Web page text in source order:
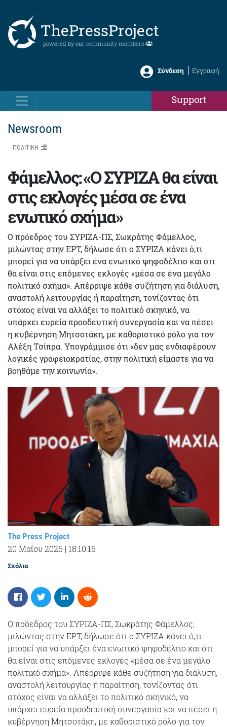
ThePressProject
powered by our community members
Σύνδεση Εγγραφή
Support
Newsroom
ΠΟΛΙΤΙΚΗ
Φάμελλος: «Ο ΣΥΡΙΖΑ θα είναι
στις εκλογές μέσα σε ένα
ενωτικό σχήμα»
Ο πρόεδρος του ΣΥΡΙΖΑ-ΠΣ, Σωκράτης Φάμελλος,
μιλώντας στην ΕΡΤ, δήλωσε ότι ο ΣΥΡΙΖΑ κάνει ό,τι
μπορεί για να υπάρξει ένα ενωτικό ψηφοδέλτιο και ότι
θα είναι στις επόμενες εκλογές «μέσα σε ένα μεγάλο
πολιτικό σχήμα». Απέρριψε κάθε συζήτηση για διάλυση,
αναστολή λειτουργίας ή παραίτηση, τονίζοντας ότι
στόχος είναι να αλλάξει το πολιτικό σκηνικό, να
υπάρχει ευρεία προοδευτική συνεργασία και να πέσει
η κυβέρνηση Μητσοτάκη, με καθοριστικό ρόλο για τον
Αλέξη Τσίπρα. Υπογράμμισε ότι «δεν μας ενδιαφέρουν
λογικές γραφειοκρατίας, στην πολιτική είμαστε για να
βοηθάμε την κοινωνία».
The Press Project
20 Μαΐου 2026 | 18:10:16
Σχόλια
Ο πρόεδρος του ΣΥΡΙΖΑ-ΠΣ, Σωκράτης Φάμελλος,
μιλώντας στην ΕΡΤ, δήλωσε ότι ο ΣΥΡΙΖΑ κάνει ό,τι
μπορεί για να υπάρξει ένα ενωτικό ψηφοδέλτιο και ότι
θα είναι στις επόμενες εκλογές «μέσα σε ένα μεγάλο
πολιτικό σχήμα». Απέρριψε κάθε συζήτηση για διάλυση,
αναστολή λειτουργίας ή παραίτηση, τονίζοντας ότι
στόχος είναι να αλλάξει το πολιτικό σκηνικό, να
υπάρχει ευρεία προοδευτική συνεργασία και να πέσει η
κυβέρνηση Μητσοτάκη, με καθοριστικό ρόλο για τον